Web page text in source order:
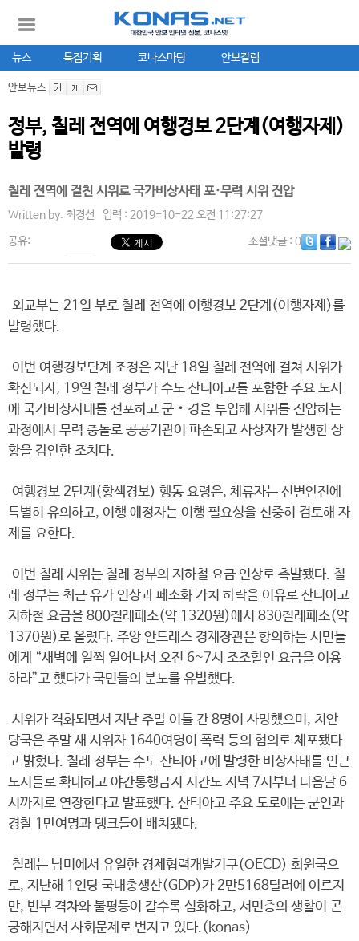
뉴스 특집기획 코나스마당 안보칼럼
안보뉴스
정부, 칠레 전역에 여행경보 2단계(여행자제)
발령
칠레 전역에 걸친 시위로 국가비상사태 포·무력 시위 진압
Written by. 최경선 입력 : 2019-10-22 오전 11:27:27
공유: 소셜댓글: 0
외교부는 21일 부로 칠레 전역에 여행경보 2단계(여행자제)를
발령했다.
이번 여행경보단계 조정은 지난 18일 칠레 전역에 걸쳐 시위가
확신되자, 19일 칠레 정부가 수도 산티아고를 포함한 주요 도시
에 국가비상사태를 선포하고 군‧경을 투입해 시위를 진압하는
과정에서 무력 충돌로 공공기관이 파손되고 사상자가 발생한 상
황을 감안한 조치다.
여행경보 2단계(황색경보) 행동 요령은, 체류자는 신변안전에
특별히 유의하고, 여행 예정자는 여행 필요성을 신중히 검토해 자
제를 요한다.
이번 칠레 시위는 칠레 정부의 지하철 요금 인상로 촉발됐다. 칠
레 정부는 최근 유가 인상과 페소화 가치 하락을 이유로 산티아고
지하철 요금을 800칠레페소(약 1320원)에서 830칠레페소(약
1370원)로 올렸다. 주앙 안드레스 경제장관은 항의하는 시민들
에게 “새벽에 일찍 일어나서 오전 6~7시 조조할인 요금을 이용
하라”고 했다가 국민들의 분노를 유발했다.
시위가 격화되면서 지난 주말 이틀 간 8명이 사망했으며, 치안
당국은 주말 새 시위자 1640여명이 폭력 등의 혐의로 체포됐다
고 밝혔다. 칠레 정부는 수도 산티아고에 발령한 비상사태를 인근
도시들로 확대하고 야간통행금지 시간도 저녁 7시부터 다음날 6
시까지로 연장한다고 발표했다. 산티아고 주요 도로에는 군인과
경찰 1만여명과 탱크들이 배치됐다.
칠레는 남미에서 유일한 경제협력개발기구(OECD) 회원국으
로, 지난해 1인당 국내총생산(GDP)가 2만5168달러에 이르지
만, 빈부 격차와 불평등이 갈수록 심화하고, 서민층의 생활이 곤
궁해지면서 사회문제로 번지고 있다.(konas)